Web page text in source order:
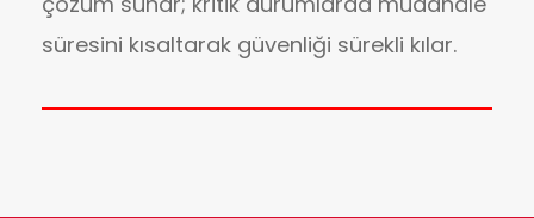
süresini kısaltarak güvenliği sürekli kılar.